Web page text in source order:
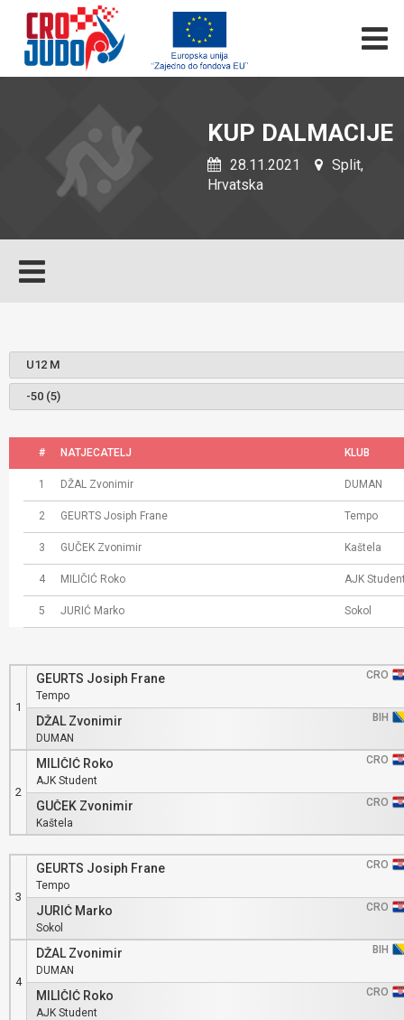
KUP DALMACIJE
28.11.2021
Split,
Hrvatska
# NATJECATELJ KLUB
1 DŽAL Zvonimir DUMAN
2 GEURTS Josiph Frane Tempo
3 GUČEK Zvonimir Kaštela
4 MILIČIĆ Roko AJK
5 JURIĆ Marko Sokol
1
GEURTS Josiph Frane
CRO
Tempo
DŽAL Zvonimir
BIH
DUMAN
2
MILIČIĆ Roko
CRO
AJK Student
GUČEK Zvonimir
CRO
Kaštela
3
GEURTS Josiph Frane
CRO
Tempo
JURIĆ Marko
CRO
Sokol
4
DŽAL Zvonimir
BIH
DUMAN
MILIČIĆ Roko
CRO
AJK Student